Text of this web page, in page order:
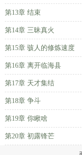
第13章 结束
第14章 三昧真火
第15章 骇人的修炼速度
第16章 离开临海县
第17章 天才集结
第18章 争斗
第19章 你瞅啥
第20章 初露锋芒